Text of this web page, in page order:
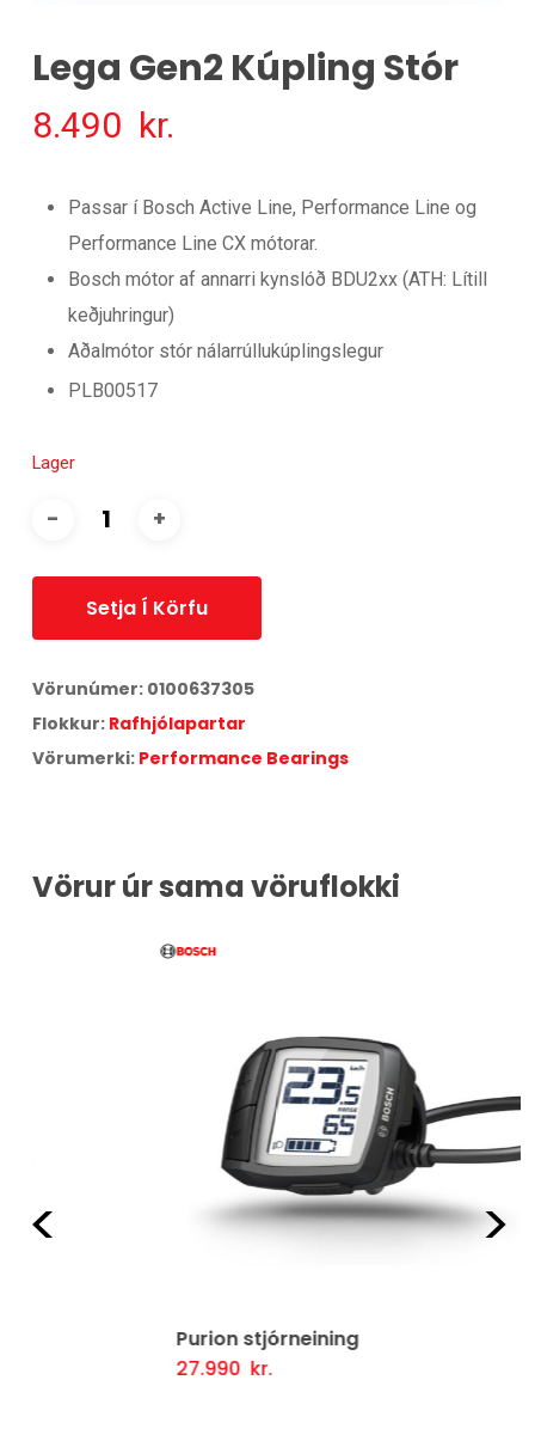
Lega Gen2 Kúpling Stór
8.490 kr.
Passar í Bosch Active Line, Performance Line og
Performance Line CX mótorar.
Bosch mótor af annarri kynslóð BDU2xx (ATH: Lítill
keðjuhringur)
Aðalmótor stór nálarrúllukúplingslegur
PLB00517
Lager
Setja Í Körfu
Vörunúmer: 0100637305
Flokkur: Rafhjólapartar
Vörumerki: Performance Bearings
Vörur úr sama vöruflokki
Purion stjórneining